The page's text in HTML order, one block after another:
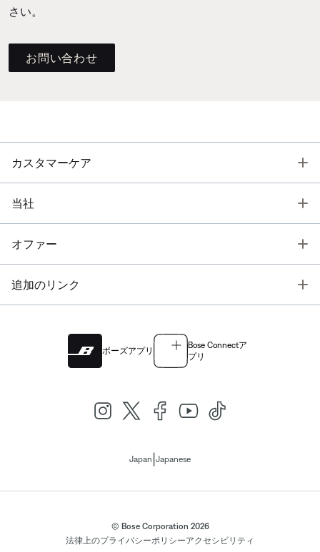
さい。
お問い合わせ
カスタマーケア
当社
オファー
追加のリンク
ボーズアプリ
Bose Connectア
プリ
Japan Japanese
© Bose Corporation 2026
法律上のプライバシーポリシーアクセシビリティ